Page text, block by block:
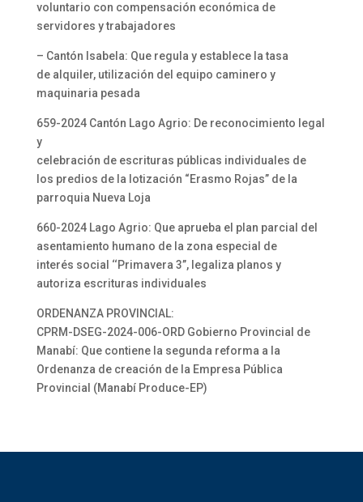
voluntario con compensación económica de
servidores y trabajadores
– Cantón Isabela: Que regula y establece la tasa
de alquiler, utilización del equipo caminero y
maquinaria pesada
659-2024 Cantón Lago Agrio: De reconocimiento legal
y
celebración de escrituras públicas individuales de
los predios de la lotización “Erasmo Rojas” de la
parroquia Nueva Loja
660-2024 Lago Agrio: Que aprueba el plan parcial del
asentamiento humano de la zona especial de
interés social ‘‘Primavera 3’’, legaliza planos y
autoriza escrituras individuales
ORDENANZA PROVINCIAL:
CPRM-DSEG-2024-006-ORD Gobierno Provincial de
Manabí: Que contiene la segunda reforma a la
Ordenanza de creación de la Empresa Pública
Provincial (Manabí Produce-EP)